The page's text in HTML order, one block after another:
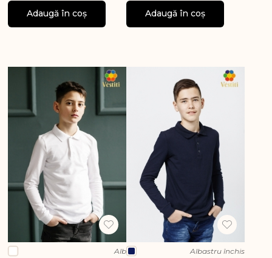
Adaugă în coș Adaugă în coș
Alb Albastru închis